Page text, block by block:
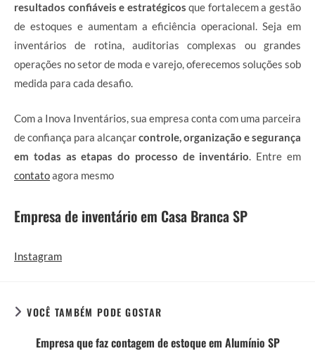
resultados confiáveis e estratégicos que fortalecem a gestão
de estoques e aumentam a eficiência operacional. Seja em
inventários de rotina, auditorias complexas ou grandes
operações no setor de moda e varejo, oferecemos soluções sob
medida para cada desafio.
Com a Inova Inventários, sua empresa conta com uma parceira
de confiança para alcançarcontrole, organização e segurança
em todas as etapas do processo de inventário . Entre em
contatoagora mesmo
Empresa de inventário em Casa Branca SP
Instagram
VOCÊ TAMBÉM PODE GOSTAR
Empresa que faz contagem de estoque em Alumínio SP